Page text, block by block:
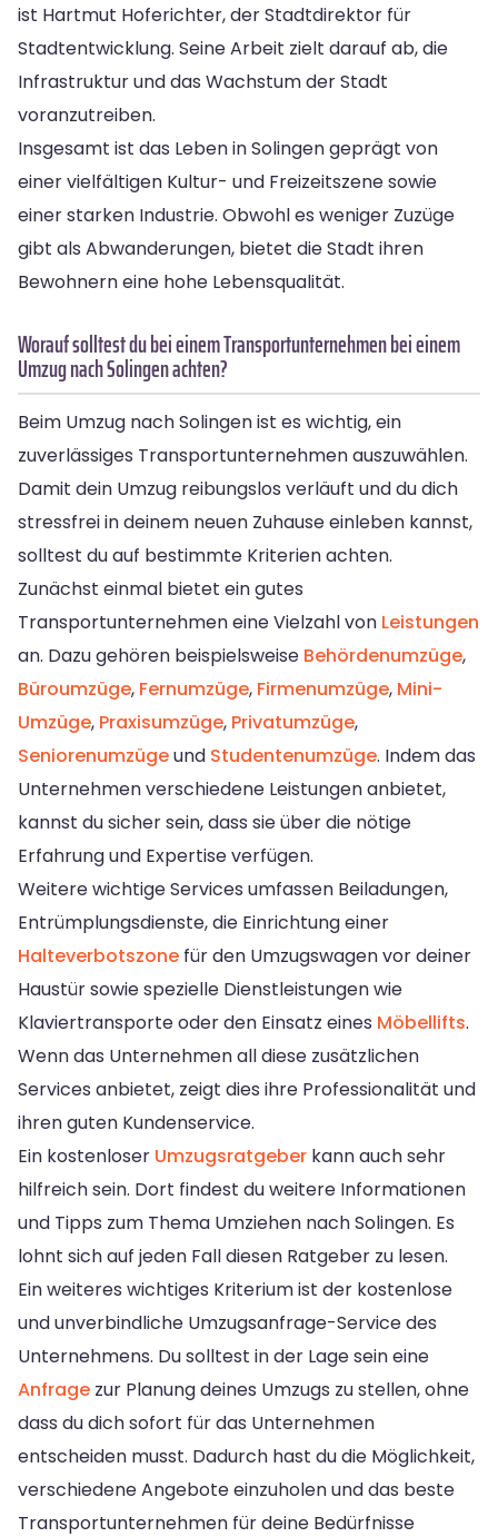
ist Hartmut Hoferichter, der Stadtdirektor für
Stadtentwicklung. Seine Arbeit zielt darauf ab, die
Infrastruktur und das Wachstum der Stadt
voranzutreiben.
Insgesamt ist das Leben in Solingen geprägt von
einer vielfältigen Kultur- und Freizeitszene sowie
einer starken Industrie. Obwohl es weniger Zuzüge
gibt als Abwanderungen, bietet die Stadt ihren
Bewohnern eine hohe Lebensqualität.
Worauf solltest du bei einem Transportunternehmen bei einem
Umzug nach Solingen achten?
Beim Umzug nach Solingen ist es wichtig, ein
zuverlässiges Transportunternehmen auszuwählen.
Damit dein Umzug reibungslos verläuft und du dich
stressfrei in deinem neuen Zuhause einleben kannst,
solltest du auf bestimmte Kriterien achten.
Zunächst einmal bietet ein gutes
Transportunternehmen eine Vielzahl von Leistungen
an. Dazu gehören beispielsweise Behördenumzüge,
Büroumzüge, Fernumzüge, Firmenumzüge, Mini-
Umzüge, Praxisumzüge, Privatumzüge,
Seniorenumzügeund Studentenumzüge. Indem das
Unternehmen verschiedene Leistungen anbietet,
kannst du sicher sein, dass sie über die nötige
Erfahrung und Expertise verfügen.
Weitere wichtige Services umfassen Beiladungen,
Entrümplungsdienste, die Einrichtung einer
Halteverbotszone für den Umzugswagen vor deiner
Haustür sowie spezielle Dienstleistungen wie
Klaviertransporte oder den Einsatz eines Möbellifts.
Wenn das Unternehmen all diese zusätzlichen
Services anbietet, zeigt dies ihre Professionalität und
ihren guten Kundenservice.
Ein kostenloser Umzugsratgeber kann auch sehr
hilfreich sein. Dort findest du weitere Informationen
und Tipps zum Thema Umziehen nach Solingen. Es
lohnt sich auf jeden Fall diesen Ratgeber zu lesen.
Ein weiteres wichtiges Kriterium ist der kostenlose
und unverbindliche Umzugsanfrage-Service des
Unternehmens. Du solltest in der Lage sein eine
Anfrage zur Planung deines Umzugs zu stellen, ohne
dass du dich sofort für das Unternehmen
entscheiden musst. Dadurch hast du die Möglichkeit,
verschiedene Angebote einzuholen und das beste
Transportunternehmen für deine Bedürfnisse